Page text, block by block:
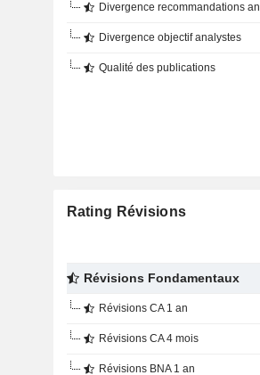
Divergence recommandations analystes
Divergence objectif analystes
Qualité des publications
Rating Révisions
Révisions Fondamentaux
Révisions CA 1 an
Révisions CA 4 mois
Révisions BNA 1 an